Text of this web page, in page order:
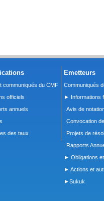
communiqués du CMF
officiels
annuels
des taux
Emetteurs
Communiqués
► Informations
Avis de
Convocation
Projets de
Rapports
► Obligations
► Actions et
►Sukuk